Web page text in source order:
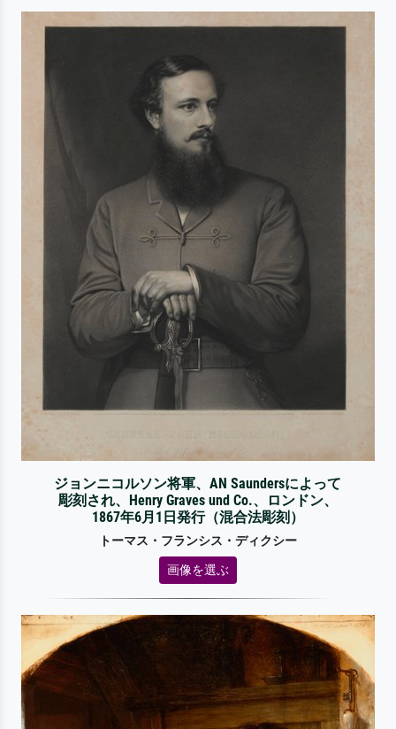
ジョンニコルソン将軍、AN Saundersによって
彫刻され、Henry Graves und Co.、ロンドン、
1867年6月1日発行（混合法彫刻）
トーマス・フランシス・ディクシー
画像を選ぶ